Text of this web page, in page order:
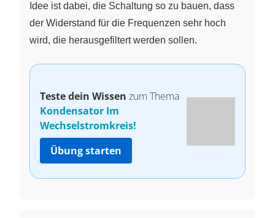
Idee ist dabei, die Schaltung so zu bauen, dass
der Widerstand für die Frequenzen sehr hoch
wird, die herausgefiltert werden sollen.
Teste dein Wissen zum Thema
Kondensator Im
Wechselstromkreis!
Übung starten